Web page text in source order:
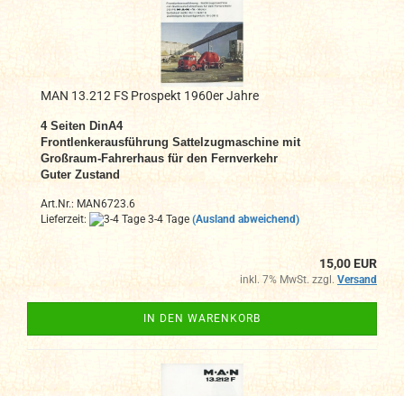
MAN 13.212 FS Prospekt 1960er Jahre
4 Seiten DinA4
Frontlenkerausführung Sattelzugmaschine mit
Großraum-Fahrerhaus für den Fernverkehr
Guter Zustand
Art.Nr.: MAN6723.6
Lieferzeit:
3-4 Tage (Ausland abweichend)
15,00 EUR
inkl. 7% MwSt. zzgl. Versand
IN DEN WARENKORB